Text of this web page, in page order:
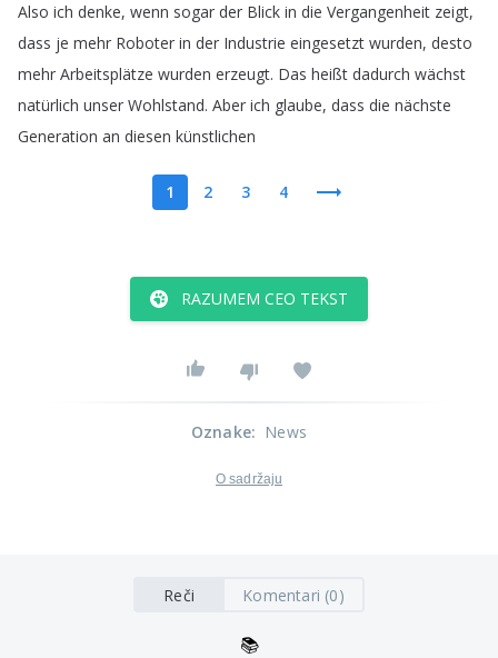
Also ich denke, wenn sogar der Blick in die Vergangenheit zeigt,
dass je mehr Roboter in der Industrie eingesetzt wurden, desto
mehr Arbeitsplätze wurden erzeugt. Das heißt dadurch wächst
natürlich unser Wohlstand. Aber ich glaube, dass die nächste
Generation an diesen künstlichen
1 2 3 4
RAZUMEM CEO TEKST
Oznake: News
O sadržaju
Reči Komentari (0)
📚